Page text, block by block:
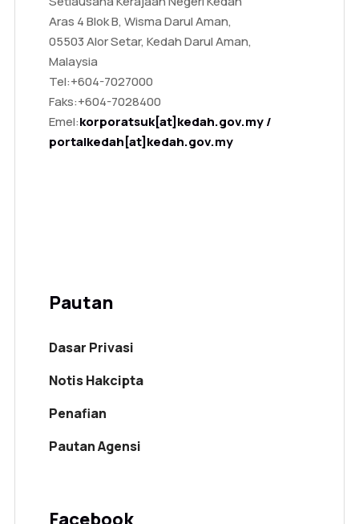
Aras 4 Blok B, Wisma Darul Aman,
05503 Alor Setar, Kedah Darul Aman,
Malaysia
Tel:+604-7027000
Faks:+604-7028400
Emel:korporatsuk[at]kedah.gov.my /
portalkedah[at]kedah.gov.my
Pautan
Dasar Privasi
Notis Hakcipta
Penafian
Pautan Agensi